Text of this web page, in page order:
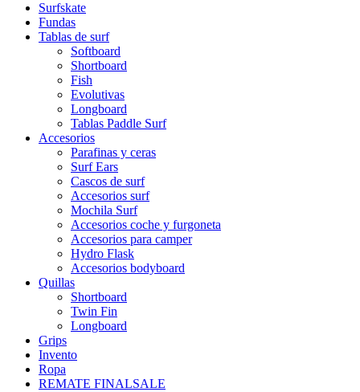
Surfskate
Fundas
Tablas de surf
Softboard
Shortboard
Fish
Evolutivas
Longboard
Tablas Paddle Surf
Accesorios
Parafinas y ceras
Surf Ears
Cascos de surf
Accesorios surf
Mochila Surf
Accesorios coche y furgoneta
Accesorios para camper
Hydro Flask
Accesorios bodyboard
Quillas
Shortboard
Twin Fin
Longboard
Grips
Invento
Ropa
REMATE FINALSALE